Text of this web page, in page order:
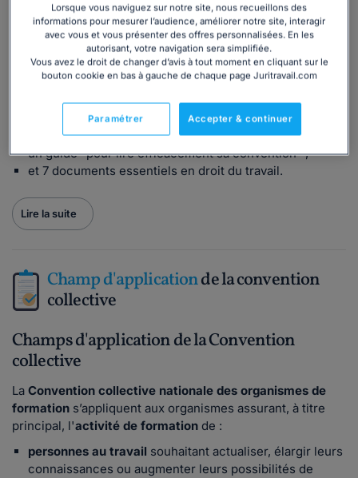
d'entreprises.
Disponible en format livre ou PDF,vous choisissez le
format qui vous convient le mieux: vous gagnez en
efficacité, quel que soit votre secteur d'activité.
Nos conventions contiennent :
un guide "pour lire efficacement sa convention" ;
et 7 documents essentiels en droit du travail.
Lire la suite
Champ d'applicationde la convention
collective
Champs d'application de la Convention
collective
La Convention collective nationale des organismes de
formation s’appliquent aux organismes assurant, à titre
principal, l'activité de formation de :
personnes au travail souhaitant actualiser, élargir leurs
connaissances ou augmenter leurs possibilités de
Lorsque vous naviguez sur notre site, nous recueillons des
informations pour mesurer l’audience, améliorer notre site, interagir
avec vous et vous présenter des offres personnalisées. En les
autorisant, votre navigation sera simplifiée.
Vous avez le droit de changer d’avis à tout moment en cliquant sur le
bouton cookie en bas à gauche de chaque page Juritravail.com
Accepter & continuer
Paramétrer